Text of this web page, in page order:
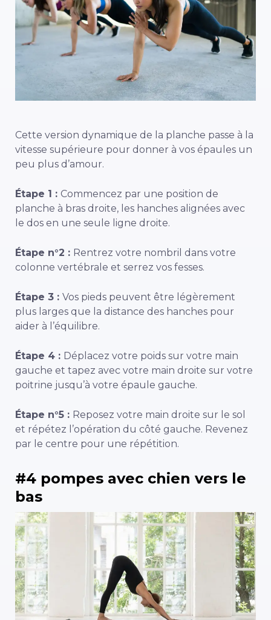
Cette version dynamique de la planche passe à la
vitesse supérieure pour donner à vos épaules un
peu plus d’amour.
Étape 1 : Commencez par une position de
planche à bras droite, les hanches alignées avec
le dos en une seule ligne droite.
Étape n°2 : Rentrez votre nombril dans votre
colonne vertébrale et serrez vos fesses.
Étape 3 : Vos pieds peuvent être légèrement
plus larges que la distance des hanches pour
aider à l’équilibre.
Étape 4 : Déplacez votre poids sur votre main
gauche et tapez avec votre main droite sur votre
poitrine jusqu’à votre épaule gauche.
Étape n°5 : Reposez votre main droite sur le sol
et répétez l’opération du côté gauche. Revenez
par le centre pour une répétition.
#4 pompes avec chien vers le
bas